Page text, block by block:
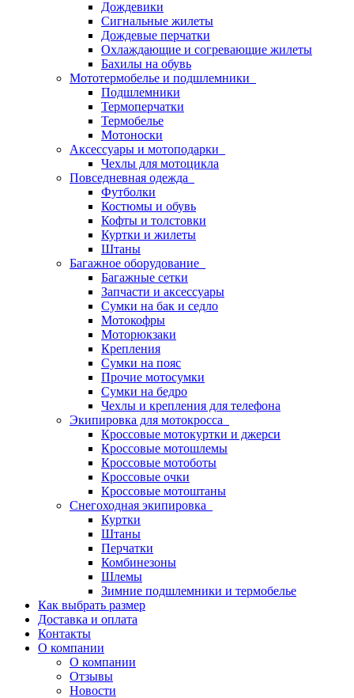
Дождевики
Сигнальные жилеты
Дождевые перчатки
Охлаждающие и согревающие жилеты
Бахилы на обувь
Мототермобелье и подшлемники
Подшлемники
Термоперчатки
Термобелье
Мотоноски
Аксессуары и мотоподарки
Чехлы для мотоцикла
Повседневная одежда
Футболки
Костюмы и обувь
Кофты и толстовки
Куртки и жилеты
Штаны
Багажное оборудование
Багажные сетки
Запчасти и аксессуары
Сумки на бак и седло
Мотокофры
Моторюкзаки
Крепления
Сумки на пояс
Прочие мотосумки
Сумки на бедро
Чехлы и крепления для телефона
Экипировка для мотокросса
Кроссовые мотокуртки и джерси
Кроссовые мотошлемы
Кроссовые мотоботы
Кроссовые очки
Кроссовые мотоштаны
Снегоходная экипировка
Куртки
Штаны
Перчатки
Комбинезоны
Шлемы
Зимние подшлемники и термобелье
Как выбрать размер
Доставка и оплата
Контакты
О компании
О компании
Отзывы
Новости